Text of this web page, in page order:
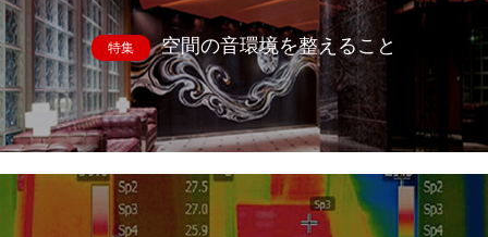
特集 空間の音環境を整えること